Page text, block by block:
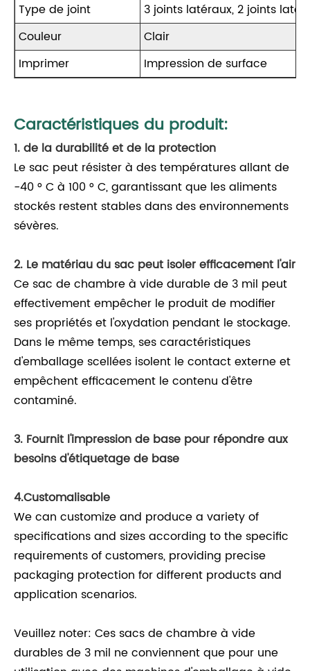
Type de joint
3 joints latéraux, 2 joints
Couleur
Clair
Imprimer
Impression de surface
Caractéristiques du produit:
1. de la durabilité et de la protection
Le sac peut résister à des températures allant de
-40 ° C à 100 ° C, garantissant que les aliments
stockés restent stables dans des environnements
sévères.
2. Le matériau du sac peut isoler efficacement l'air
Ce sac de chambre à vide durable de 3 mil peut
effectivement empêcher le produit de modifier
ses propriétés et l'oxydation pendant le stockage.
Dans le même temps, ses caractéristiques
d'emballage scellées isolent le contact externe et
empêchent efficacement le contenu d'être
contaminé.
3. Fournit l'impression de base pour répondre aux
besoins d'étiquetage de base
4.Customalisable
We can customize and produce a variety of
specifications and sizes according to the specific
requirements of customers, providing precise
packaging protection for different products and
application scenarios.
Veuillez noter: Ces sacs de chambre à vide
durables de 3 mil ne conviennent que pour une